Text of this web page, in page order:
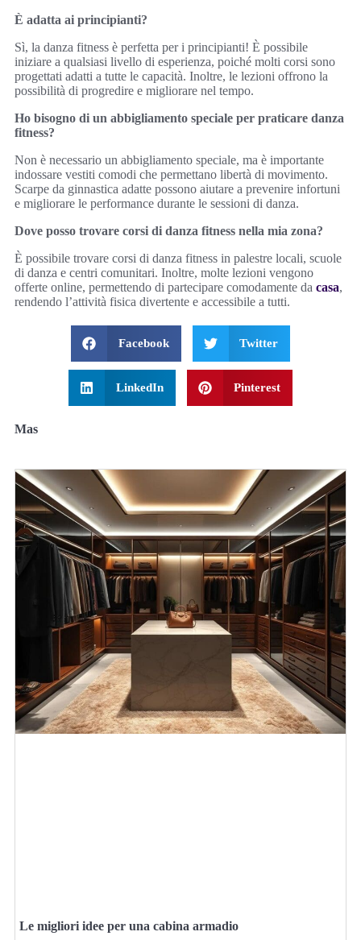
È adatta ai principianti?
Sì, la danza fitness è perfetta per i principianti! È possibile
iniziare a qualsiasi livello di esperienza, poiché molti corsi sono
progettati adatti a tutte le capacità. Inoltre, le lezioni offrono la
possibilità di progredire e migliorare nel tempo.
Ho bisogno di un abbigliamento speciale per praticare danza
fitness?
Non è necessario un abbigliamento speciale, ma è importante
indossare vestiti comodi che permettano libertà di movimento.
Scarpe da ginnastica adatte possono aiutare a prevenire infortuni
e migliorare le performance durante le sessioni di danza.
Dove posso trovare corsi di danza fitness nella mia zona?
È possibile trovare corsi di danza fitness in palestre locali, scuole
di danza e centri comunitari. Inoltre, molte lezioni vengono
offerte online, permettendo di partecipare comodamente da casa,
rendendo l’attività fisica divertente e accessibile a tutti.
Facebook Twitter
LinkedIn Pinterest
Mas
Le migliori idee per una cabina armadio